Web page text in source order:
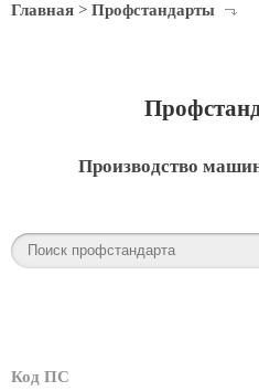
Главная > Профстандарты
Производство
Код ПС